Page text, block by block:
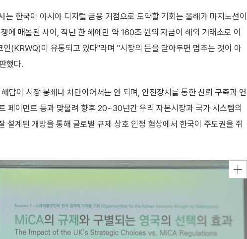
한국이 아시아 디지털 금융 거점으로 도약할 기회는 올해가 마지노선이
에 매몰된 사이, 작년 한 해에만 약 160조 원의 자금이 해외 거래소로 이
(KRWQ)이 유통되고 있다"라며 "시장의 문을 닫아두면 멈추는 것이 아
했다.
답이 시장 봉쇄나 차단이어서는 안 되며, 안전장치를 통한 신뢰 구축과 연
페이먼트 등과 맞물려 향후 20~30년간 우리 자본시장과 국가 시스템의
설계된 개방을 통해 글로벌 규제 상호 인정 협상에서 한국이 주도권을 쥐